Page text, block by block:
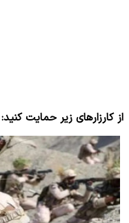
از کارزارهای زیر حمایت کنید: